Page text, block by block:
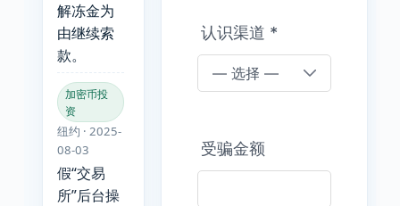
解冻金为
由继续索
款。
加密币投
资
纽约 · 2025-
08-03
假“交易
所”后台操
认识渠道 *
受骗金额